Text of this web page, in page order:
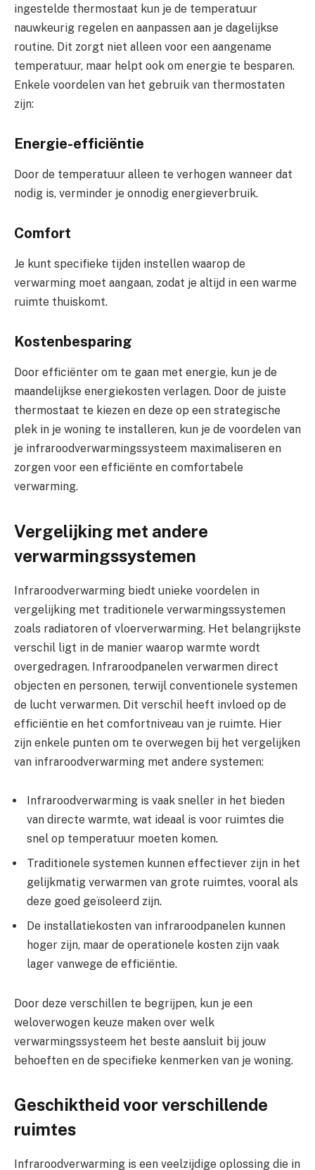
ingestelde thermostaat kun je de temperatuur
nauwkeurig regelen en aanpassen aan je dagelijkse
routine. Dit zorgt niet alleen voor een aangename
temperatuur, maar helpt ook om energie te besparen.
Enkele voordelen van het gebruik van thermostaten
zijn:
Energie-efficiëntie
Door de temperatuur alleen te verhogen wanneer dat
nodig is, verminder je onnodig energieverbruik.
Comfort
Je kunt specifieke tijden instellen waarop de
verwarming moet aangaan, zodat je altijd in een warme
ruimte thuiskomt.
Kostenbesparing
Door efficiënter om te gaan met energie, kun je de
maandelijkse energiekosten verlagen. Door de juiste
thermostaat te kiezen en deze op een strategische
plek in je woning te installeren, kun je de voordelen van
je infraroodverwarmingssysteem maximaliseren en
zorgen voor een efficiënte en comfortabele
verwarming.
Vergelijking met andere
verwarmingssystemen
Infraroodverwarming biedt unieke voordelen in
vergelijking met traditionele verwarmingssystemen
zoals radiatoren of vloerverwarming. Het belangrijkste
verschil ligt in de manier waarop warmte wordt
overgedragen. Infraroodpanelen verwarmen direct
objecten en personen, terwijl conventionele systemen
de lucht verwarmen. Dit verschil heeft invloed op de
efficiëntie en het comfortniveau van je ruimte. Hier
zijn enkele punten om te overwegen bij het vergelijken
van infraroodverwarming met andere systemen:
Infraroodverwarming is vaak sneller in het bieden
van directe warmte, wat ideaal is voor ruimtes die
snel op temperatuur moeten komen.
Traditionele systemen kunnen effectiever zijn in het
gelijkmatig verwarmen van grote ruimtes, vooral als
deze goed geïsoleerd zijn.
De installatiekosten van infraroodpanelen kunnen
hoger zijn, maar de operationele kosten zijn vaak
lager vanwege de efficiëntie.
Door deze verschillen te begrijpen, kun je een
weloverwogen keuze maken over welk
verwarmingssysteem het beste aansluit bij jouw
behoeften en de specifieke kenmerken van je woning.
Geschiktheid voor verschillende
ruimtes
Infraroodverwarming is een veelzijdige oplossing die in